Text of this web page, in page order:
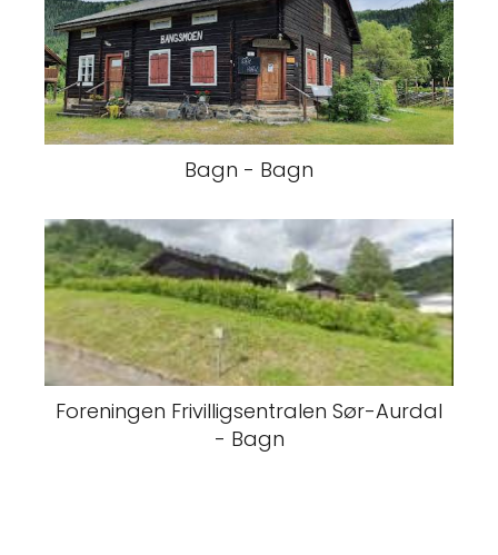
Bagn - Bagn
Foreningen Frivilligsentralen Sør-Aurdal
- Bagn